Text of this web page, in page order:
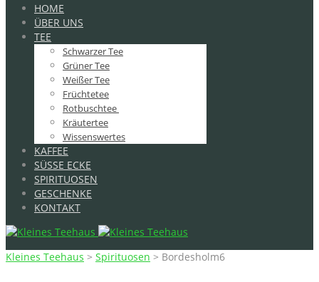
HOME
ÜBER UNS
TEE
Schwarzer Tee
Grüner Tee
Weißer Tee
Früchtetee
Rotbuschtee
Kräutertee
Wissenswertes
KAFFEE
SÜSSE ECKE
SPIRITUOSEN
GESCHENKE
KONTAKT
Kleines Teehaus > Spirituosen > Bordesholm6